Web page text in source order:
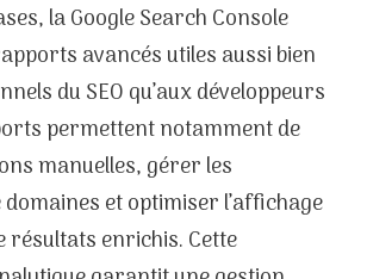
la Google Search Console
avancés utiles aussi bien
du SEO qu’aux développeurs
permettent notamment de
manuelles, gérer les
et optimiser l’affichage
résultats enrichis. Cette